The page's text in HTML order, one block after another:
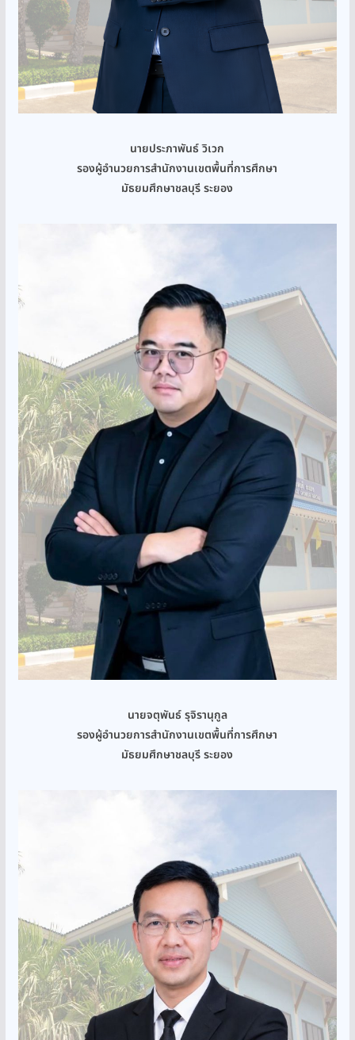
นายประภาพันธ์ วิเวก
รองผู้อำนวยการสำนักงานเขตพื้นที่การศึกษา
มัธยมศึกษาชลบุรี ระยอง
นายจตุพันธ์ รุจิรานุกูล
รองผู้อำนวยการสำนักงานเขตพื้นที่การศึกษา
มัธยมศึกษาชลบุรี ระยอง